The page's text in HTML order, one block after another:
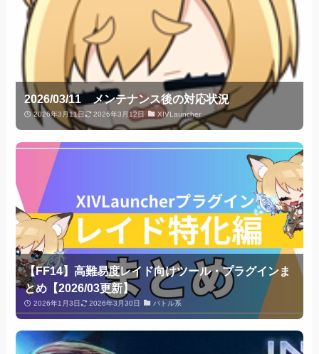
2026/03/11 メンテナンス後の対応状況
2026年3月11日 2026年3月12日 XIVLauncher
【FF14】高難易度レイド向けツール・プラグインま
とめ【2026/03更新】
2026年1月3日 2026年3月30日 バトル系